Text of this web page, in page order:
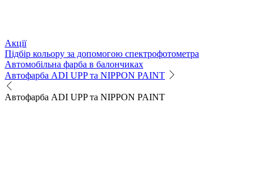
Акції
Підбір кольору за допомогою спектрофотометра
Автомобільна фарба в балончиках
Автофарба ADI UPP та NIPPON PAINT
Автофарба ADI UPP та NIPPON PAINT